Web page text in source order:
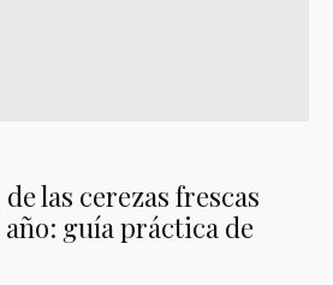
las cerezas frescas
guía práctica de